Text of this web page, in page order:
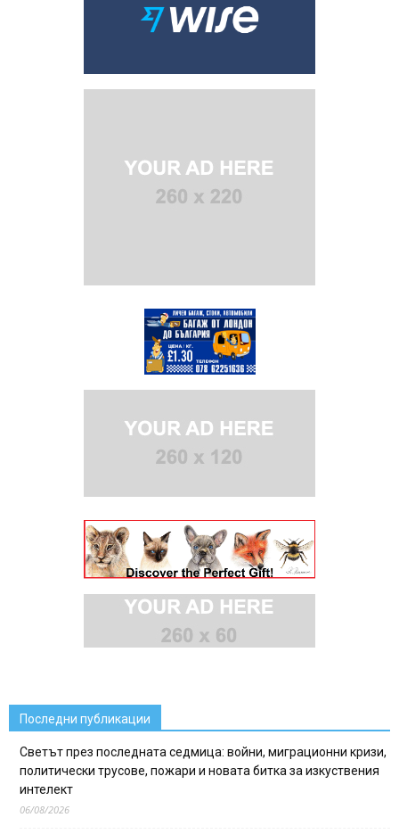
Последни публикации
Светът през последната седмица: войни, миграционни кризи,
политически трусове, пожари и новата битка за изкуствения
интелект
06/08/2026